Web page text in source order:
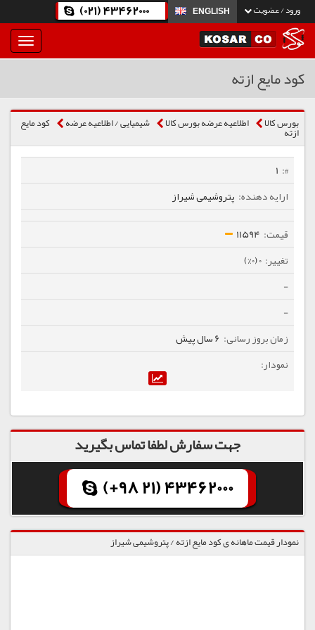
ورود / عضویت ENGLISH
(021) 43462000
بار
و
کود مایع ازته
بورس کالا اطلاعیه عرضه بورس کالا شیمیایی / اطلاعیه عرضه کود مایع
ازته
1
پتروشیمی شیراز
11594
0 (0%)
-
-
6 سال پیش
جهت سفارش لطفا تماس بگیرید
(+98 21) 43462000
نمودار قیمت ماهانه ی کود مایع ازته / پتروشیمی شیراز